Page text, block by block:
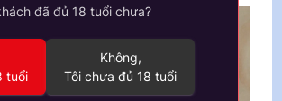
đã đủ 18 tuổi chưa?
tuổi
Không,
Tôi chưa đủ 18 tuổi